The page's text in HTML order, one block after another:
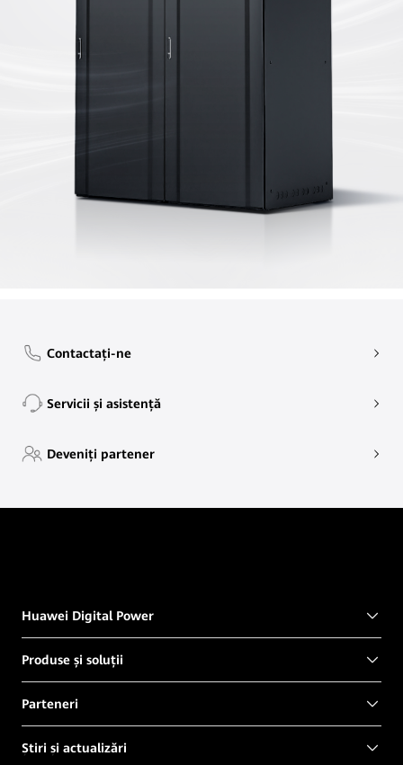
Contactați-ne
Servicii și asistență
Deveniți partener
Huawei Digital Power
Produse și soluții
Parteneri
Știri și actualizări